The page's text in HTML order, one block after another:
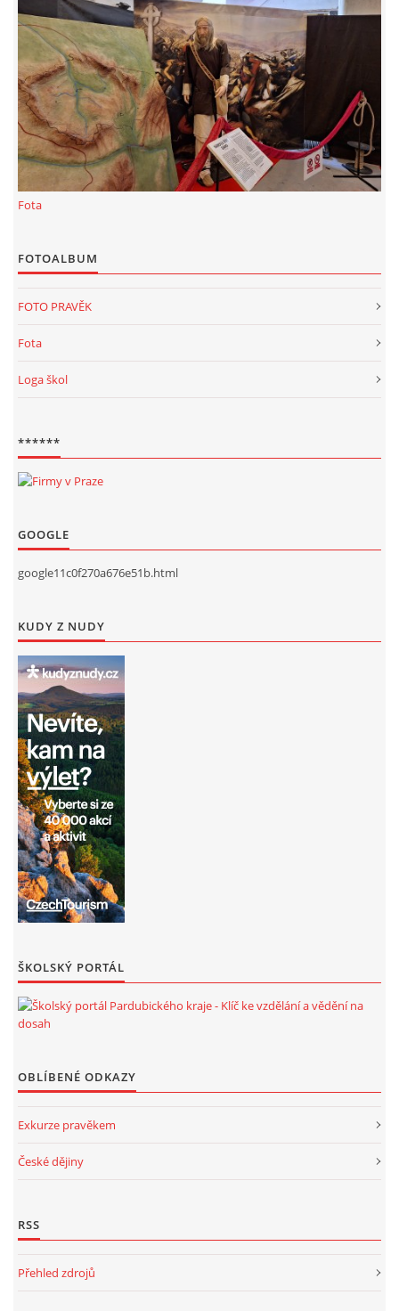
KONTAKT
NOVINKY
KALKULACE-
Šárka Dvořáková
Datová schránka: h923ws4
Fota
FOTOALBUM
FOTO PRAVĚK
Fota
Loga škol
******
GOOGLE
google11c0f270a676e51b.html
KUDY Z NUDY
ŠKOLSKÝ PORTÁL
OBLÍBENÉ ODKAZY
Exkurze pravěkem
České dějiny
RSS
Přehled zdrojů